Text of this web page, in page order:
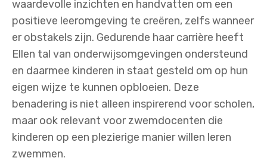
waardevolle inzichten en handvatten om een
positieve leeromgeving te creëren, zelfs wanneer
er obstakels zijn. Gedurende haar carrière heeft
Ellen tal van onderwijsomgevingen ondersteund
en daarmee kinderen in staat gesteld om op hun
eigen wijze te kunnen opbloeien. Deze
benadering is niet alleen inspirerend voor scholen,
maar ook relevant voor zwemdocenten die
kinderen op een plezierige manier willen leren
zwemmen.